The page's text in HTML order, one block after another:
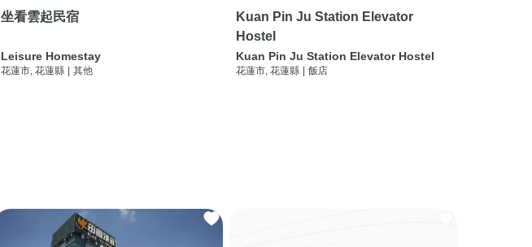
坐看雲起民宿
Leisure Homestay
花蓮市, 花蓮縣 其他
Kuan Pin Ju Station Elevator
Hostel
Kuan Pin Ju Station Elevator Hostel
花蓮市, 花蓮縣 飯店